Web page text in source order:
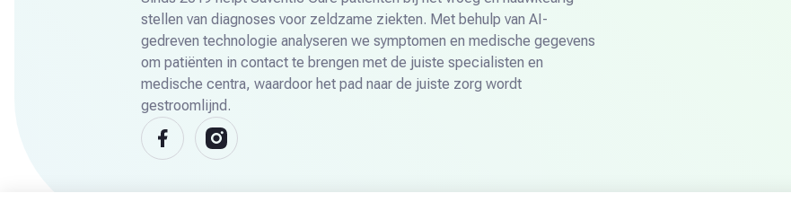
stellen van diagnoses voor zeldzame ziekten. Met behulp van AI-
gedreven technologie analyseren we symptomen en medische gegevens
om patiënten in contact te brengen met de juiste specialisten en
medische centra, waardoor het pad naar de juiste zorg wordt
gestroomlijnd.